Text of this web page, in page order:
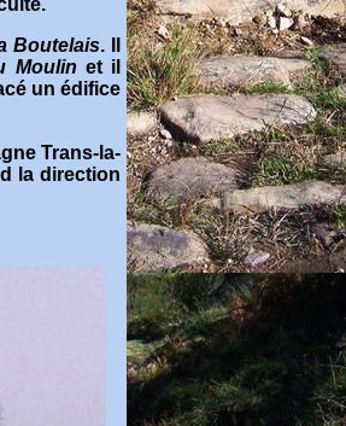
Boutelais. Il
Moulin et il
un édifice
Trans-la-
la direction